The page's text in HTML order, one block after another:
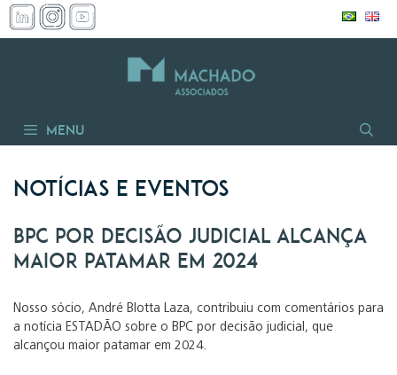
Pular
para
Menu
Notícias e Eventos
BPC por decisão judicial alcança
maior patamar em 2024
Nosso sócio, André Blotta Laza, contribuiu com comentários para
a notícia ESTADÃO sobre o BPC por decisão judicial, que
alcançou maior patamar em 2024.